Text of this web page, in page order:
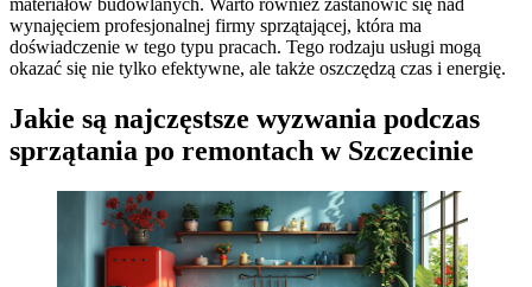
wynajęciem profesjonalnej firmy sprzątającej, która ma
doświadczenie w tego typu pracach. Tego rodzaju usługi mogą
okazać się nie tylko efektywne, ale także oszczędzą czas i energię.
Jakie są najczęstsze wyzwania podczas
sprzątania po remontach w Szczecinie